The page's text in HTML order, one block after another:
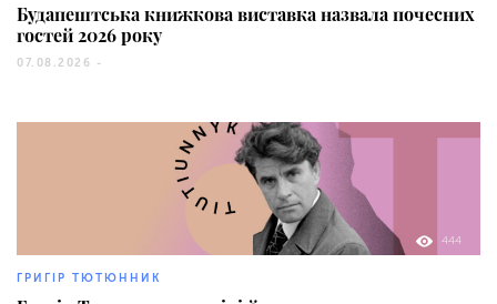
Будапештська книжкова виставка назвала почесних
гостей 2026 року
07.08.2026 -
444
ГРИГІР ТЮТЮННИК